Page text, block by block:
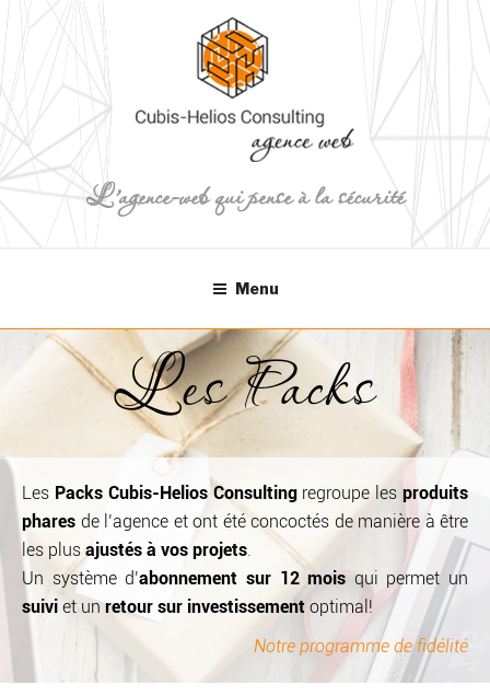
Aller
au
contenu
principal
L'agence-web qui pense à la sécurité
Menu
Les Packs
Les Packs Cubis-Helios Consultingregroupe lesproduits
phares de l’agence et ont été concoctés de manière à être
les plus ajustés à vos projets.
Un système d’abonnement sur 12 mois qui permet un
suivi et unretour sur investissement optimal!
Notre programme de fidélité